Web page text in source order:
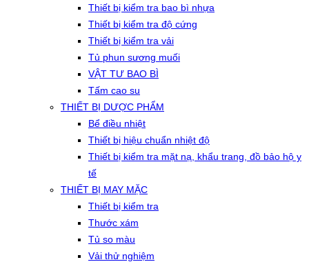
Thiết bị kiểm tra bao bì nhựa
Thiết bị kiểm tra độ cứng
Thiết bị kiểm tra vải
Tủ phun sương muối
VẬT TƯ BAO BÌ
Tấm cao su
THIẾT BỊ DƯỢC PHẨM
Bể điều nhiệt
Thiết bị hiệu chuẩn nhiệt độ
Thiết bị kiểm tra mặt nạ, khẩu trang, đồ bảo hộ y
tế
THIẾT BỊ MAY MẶC
Thiết bị kiểm tra
Thước xám
Tủ so màu
Vải thử nghiệm